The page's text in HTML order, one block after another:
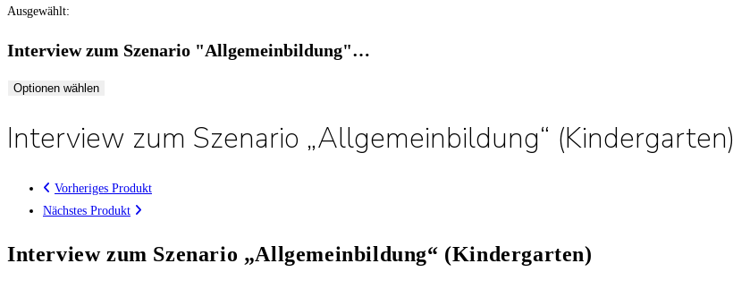
Ausgewählt:
Interview zum Szenario "Allgemeinbildung"…
Optionen wählen
Interview zum Szenario „Allgemeinbildung“ (Kindergarten)
Vorheriges Produkt
Nächstes Produkt
Interview zum Szenario „Allgemeinbildung“ (Kindergarten)